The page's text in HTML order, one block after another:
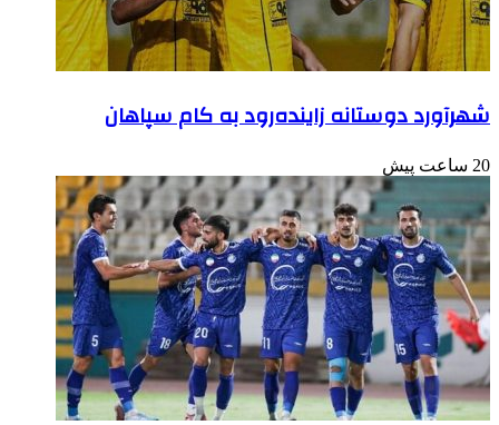
شهرآورد دوستانه زاینده‌رود به کام سپاهان
20 ساعت پیش